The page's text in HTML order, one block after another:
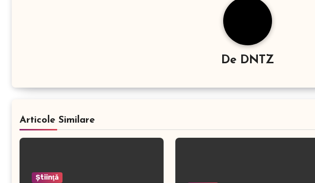
De DNTZ
Articole Similare
Ştiinţă